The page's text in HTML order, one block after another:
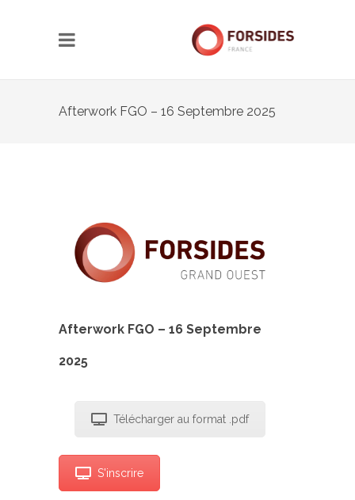
Afterwork FGO – 16 Septembre 2025
Afterwork FGO – 16 Septembre
2025
Télécharger au format .pdf
S'inscrire